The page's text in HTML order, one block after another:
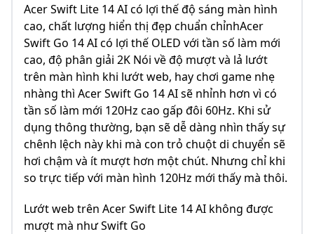
Acer Swift Lite 14 AI có lợi thế độ sáng màn hình
cao, chất lượng hiển thị đẹp chuẩn chỉnhAcer
Swift Go 14 AI có lợi thế OLED với tần số làm mới
cao, độ phân giải 2K Nói về độ mượt và lả lướt
trên màn hình khi lướt web, hay chơi game nhẹ
nhàng thì Acer Swift Go 14 AI sẽ nhỉnh hơn vì có
tần số làm mới 120Hz cao gấp đôi 60Hz. Khi sử
dụng thông thường, bạn sẽ dễ dàng nhìn thấy sự
chênh lệch này khi mà con trỏ chuột di chuyển sẽ
hơi chậm và ít mượt hơn một chút. Nhưng chỉ khi
so trực tiếp với màn hình 120Hz mới thấy mà thôi.
Lướt web trên Acer Swift Lite 14 AI không được
mượt mà như Swift Go